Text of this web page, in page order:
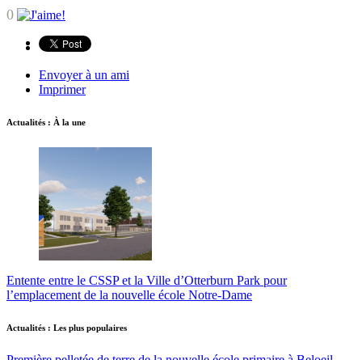
0
Envoyer à un ami
Imprimer
Actualités : À la une
Entente entre le CSSP et la Ville d’Otterburn Park pour
l’emplacement de la nouvelle école Notre-Dame
Actualités : Les plus populaires